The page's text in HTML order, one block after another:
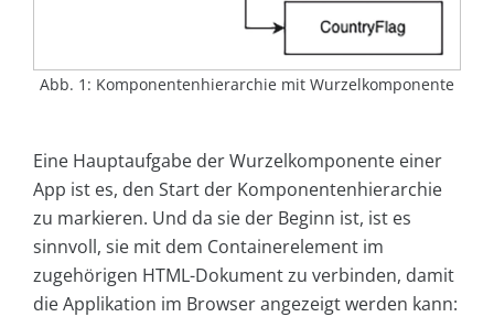
Abb. 1: Komponentenhierarchie mit Wurzelkomponente
Eine Hauptaufgabe der Wurzelkomponente einer
App ist es, den Start der Komponentenhierarchie
zu markieren. Und da sie der Beginn ist, ist es
sinnvoll, sie mit dem Containerelement im
zugehörigen HTML-Dokument zu verbinden, damit
die Applikation im Browser angezeigt werden kann: